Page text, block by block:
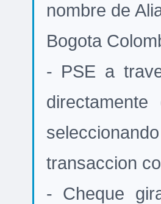
nombre de
Bogota
- PSE a
transaccion
- Cheque